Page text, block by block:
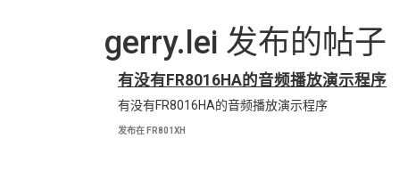
gerry.lei 发布的帖子
有没有FR8016HA的音频播放演示程序
有没有FR8016HA的音频播放演示程序
发布在 FR801XH